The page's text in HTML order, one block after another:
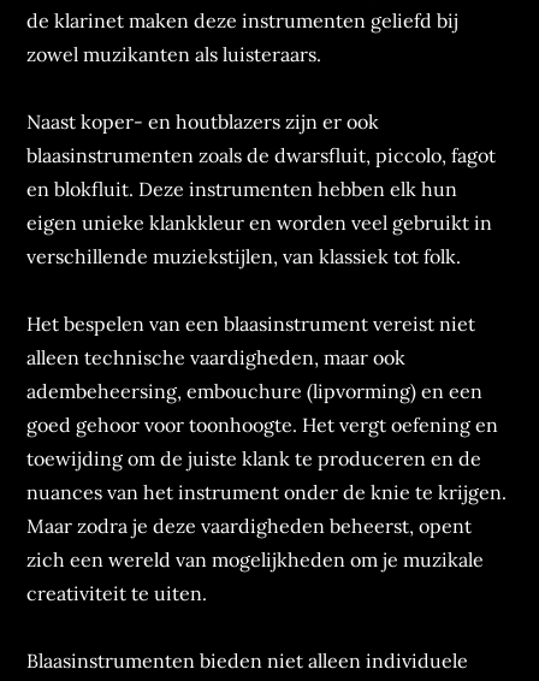
de klarinet maken deze instrumenten geliefd bij
zowel muzikanten als luisteraars.
Naast koper- en houtblazers zijn er ook
blaasinstrumenten zoals de dwarsfluit, piccolo, fagot
en blokfluit. Deze instrumenten hebben elk hun
eigen unieke klankkleur en worden veel gebruikt in
verschillende muziekstijlen, van klassiek tot folk.
Het bespelen van een blaasinstrument vereist niet
alleen technische vaardigheden, maar ook
adembeheersing, embouchure (lipvorming) en een
goed gehoor voor toonhoogte. Het vergt oefening en
toewijding om de juiste klank te produceren en de
nuances van het instrument onder de knie te krijgen.
Maar zodra je deze vaardigheden beheerst, opent
zich een wereld van mogelijkheden om je muzikale
creativiteit te uiten.
Blaasinstrumenten bieden niet alleen individuele